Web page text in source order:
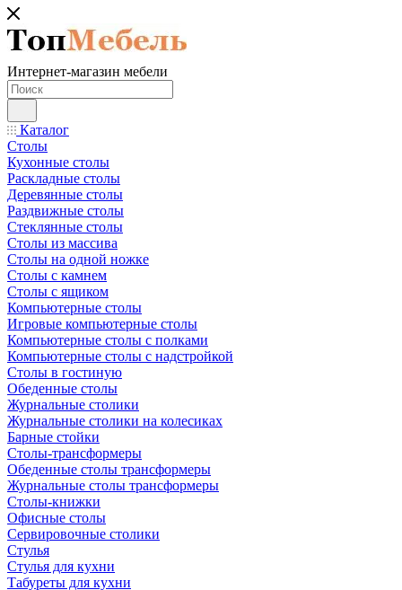
Интернет-магазин мебели
Каталог
Столы
Кухонные столы
Раскладные столы
Деревянные столы
Раздвижные столы
Стеклянные столы
Столы из массива
Столы на одной ножке
Столы с камнем
Столы с ящиком
Компьютерные столы
Игровые компьютерные столы
Компьютерные столы с полками
Компьютерные столы с надстройкой
Столы в гостиную
Обеденные столы
Журнальные столики
Журнальные столики на колесиках
Барные стойки
Столы-трансформеры
Обеденные столы трансформеры
Журнальные столы трансформеры
Столы-книжки
Офисные столы
Сервировочные столики
Стулья
Стулья для кухни
Табуреты для кухни